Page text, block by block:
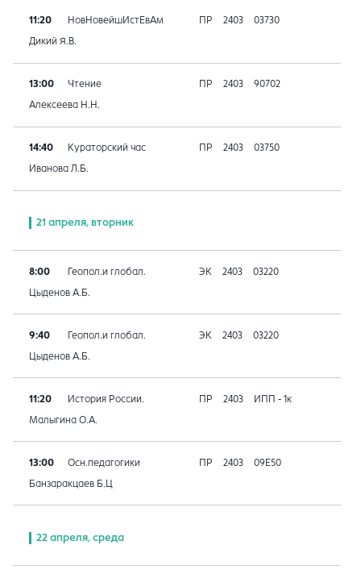
11:20 НовНовейшИстЕвАм ПР 2403 03730
Дикий Я.В.
13:00 Чтение ПР 2403 90702
Алексеева Н.Н.
14:40 Кураторский час ПР 2403 03750
Иванова Л.Б.
21 апреля, вторник
8:00 Геопол.и глобал. ЭК 2403 03220
Цыденов А.Б.
9:40 Геопол.и глобал. ЭК 2403 03220
Цыденов А.Б.
11:20 История России. ПР 2403 ИПП - 1к
Малыгина О.А.
13:00 Осн.педагогики ПР 2403 09E50
Банзаракцаев Б.Ц
22 апреля, среда